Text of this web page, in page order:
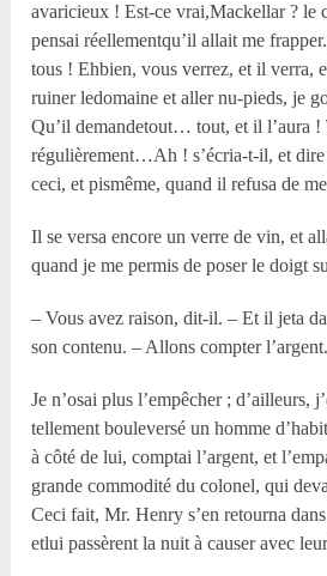
avaricieux ! Est-ce vrai,Mackellar ? le
pensai réellementqu’il allait me
tous ! Ehbien, vous verrez, et il verra,
ruiner ledomaine et aller nu-pieds, je
Qu’il demandetout… tout, et il l’aura !
régulièrement…Ah ! s’écria-t-il, et dire
ceci, et pismême, quand il refusa de
Il se versa encore un verre de vin, et
quand je me permis de poser le doigt
– Vous avez raison, dit-il. – Et il jeta
son contenu. – Allons compter l’argent.
Je n’osai plus l’empêcher ; d’ailleurs,
tellement bouleversé un homme
à côté de lui, comptai l’argent, et
grande commodité du colonel, qui
Ceci fait, Mr. Henry s’en retourna
etlui passèrent la nuit à causer avec